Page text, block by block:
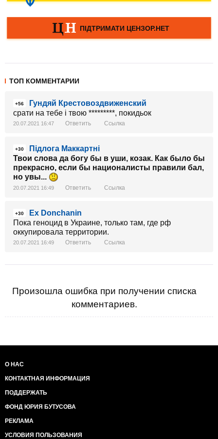
ТОП КОММЕНТАРИИ
+56
Гундяй Крестовоздвиженский
срати на тебе і твою *********, покидьок
20.07.2021 16:47 Ответить Ссылка
+30
Підлога Маккартні
Твои слова да богу бы в уши, козак. Как было бы
прекрасно, если бы националисты правили бал,
но увы...
20.07.2021 16:49 Ответить Ссылка
+30
Ex Donchanin
Пока геноцид в Украине, только там, где рф
оккупировала территории.
20.07.2021 16:49 Ответить Ссылка
Произошла ошибка при получении списка
комментариев.
О НАС
КОНТАКТНАЯ ИНФОРМАЦИЯ
ПОДДЕРЖАТЬ
ФОНД ЮРИЯ БУТУСОВА
РЕКЛАМА
УСЛОВИЯ ПОЛЬЗОВАНИЯ